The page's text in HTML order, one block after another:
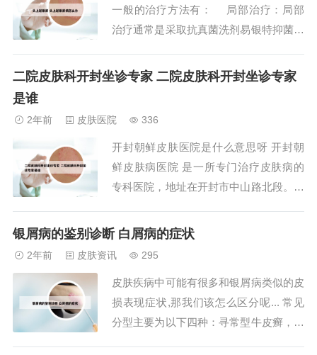
的，不过专家...
一般的治疗方法有： 局部治疗：局部
治疗通常是采取抗真菌洗剂易银特抑菌剂
者进行治疗。 全身性系统疗法：指的是
药物有许多种类，目前还在不断研究开发
出新药。...
二院皮肤科开封坐诊专家 二院皮肤科开封坐诊专家
是谁
2年前 皮肤医院 336
开封朝鲜皮肤医院是什么意思呀 开封朝
鲜皮肤病医院 是一所专门治疗皮肤病的
专科医院，地址在开封市中山路北段。我
院？有的说 御街里的高丽医院才是过去
都御街路西，平时有人称它为（朝鲜医
院），但是医院...
银屑病的鉴别诊断 白屑病的症状
2年前 皮肤资讯 295
皮肤疾病中可能有很多和银屑病类似的皮
损表现症状,那我们该怎么区分呢... 常见
分型主要为以下四种：寻常型牛皮癣，皮